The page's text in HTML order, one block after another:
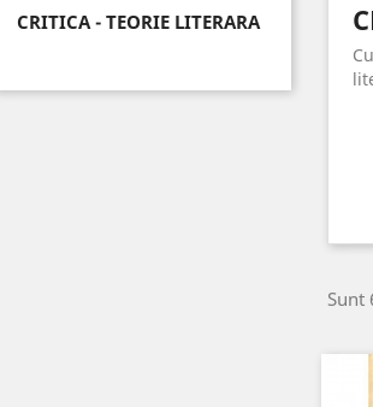
CRITICA - TEORIE LITERARA
Sunt